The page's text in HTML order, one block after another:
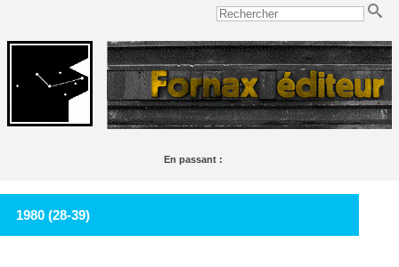
En passant :
1980 (28-39)